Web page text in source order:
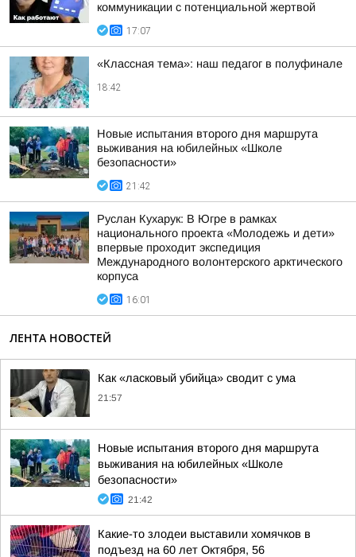
коммуникации с потенциальной жертвой
17:07
«Классная тема»: наш педагог в полуфинале
18:42
Новые испытания второго дня маршрута
выживания на юбилейных «Школе
безопасности»
21:42
Руслан Кухарук: В Югре в рамках
национального проекта «Молодежь и дети»
впервые проходит экспедиция
Международного волонтерского арктического
корпуса
16:01
ЛЕНТА НОВОСТЕЙ
Как «ласковый убийца» сводит с ума
21:57
Новые испытания второго дня маршрута
выживания на юбилейных «Школе
безопасности»
21:42
Какие-то злодеи выставили хомячков в
подъезд на 60 лет Октября, 56